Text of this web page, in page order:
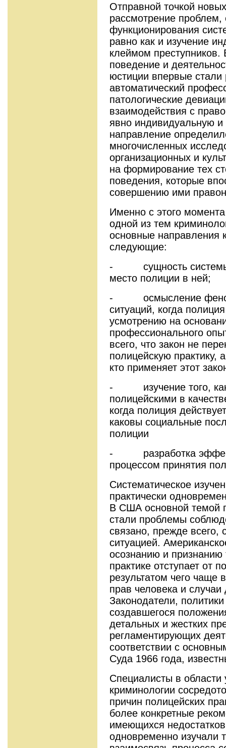
Отправной точкой
рассмотрение проблем,
функционирования
равно как и изучение
клеймом преступников.
поведение и
юстиции впервые стали
автоматический
патологические
взаимодействия с
явно индивидуальную и
направление
многочисленных
организационных и
на формирование тех
поведения, которые
совершению ими
Именно с этого
одной из тем
основные направления
следующие:
- сущность системы
место полиции в ней;
- осмысление
ситуаций, когда
усмотрению на
профессионального
всего, что закон не
полицейскую практику,
кто применяет этот
- изучение того,
полицейскими в
когда полиция
каковы социальные
полиции
- разработка
процессом принятия
Систематическое
практически
В США основной темой
стали проблемы
связано, прежде всего,
ситуацией.
осознанию и признанию
практике отступает от
результатом чего чаще
прав человека и
Законодатели,
создавшегося
детальных и жестких
регламентирующих
соответствии с
Суда 1966 года,
Специалисты в области
криминологии
причин полицейских
более конкретные
имеющихся недостатков
одновременно изучали